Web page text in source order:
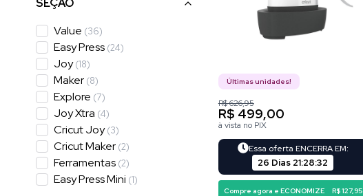
SEÇÃO
Value (36)
Easy Press (24)
Joy (18)
Maker (8)
Explore (7)
Joy Xtra (4)
Cricut Joy (3)
Cricut Maker (2)
Ferramentas (2)
Easy Press Mini (1)
Últimas unidades!
R$ 626,95
R$ 499,00
à vista no PIX
Essa oferta ENCERRA EM:
26 Dias 21:28:31
Compre agora e ECONOMIZE R$ 127,95